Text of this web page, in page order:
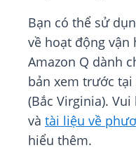
Bạn có thể sử
về hoạt động vận
Amazon Q dành
bản xem trước
(Bắc Virginia).
và tài liệu về
hiểu thêm.